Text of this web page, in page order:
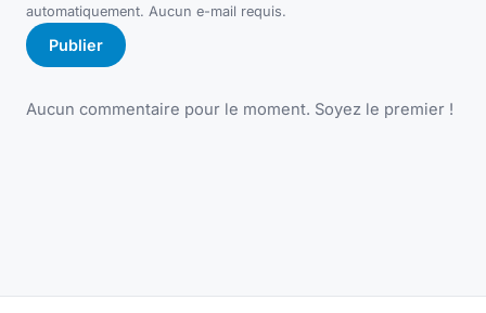
automatiquement. Aucun e-mail requis.
Publier
Aucun commentaire pour le moment. Soyez le premier !